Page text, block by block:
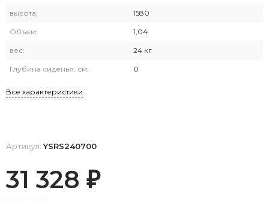
высота: 1580
Объем: 1,04
вес: 24 кг
Глубина сиденья, см: 0
Все характеристики
Артикул:YSRS240700
31 328 ₽